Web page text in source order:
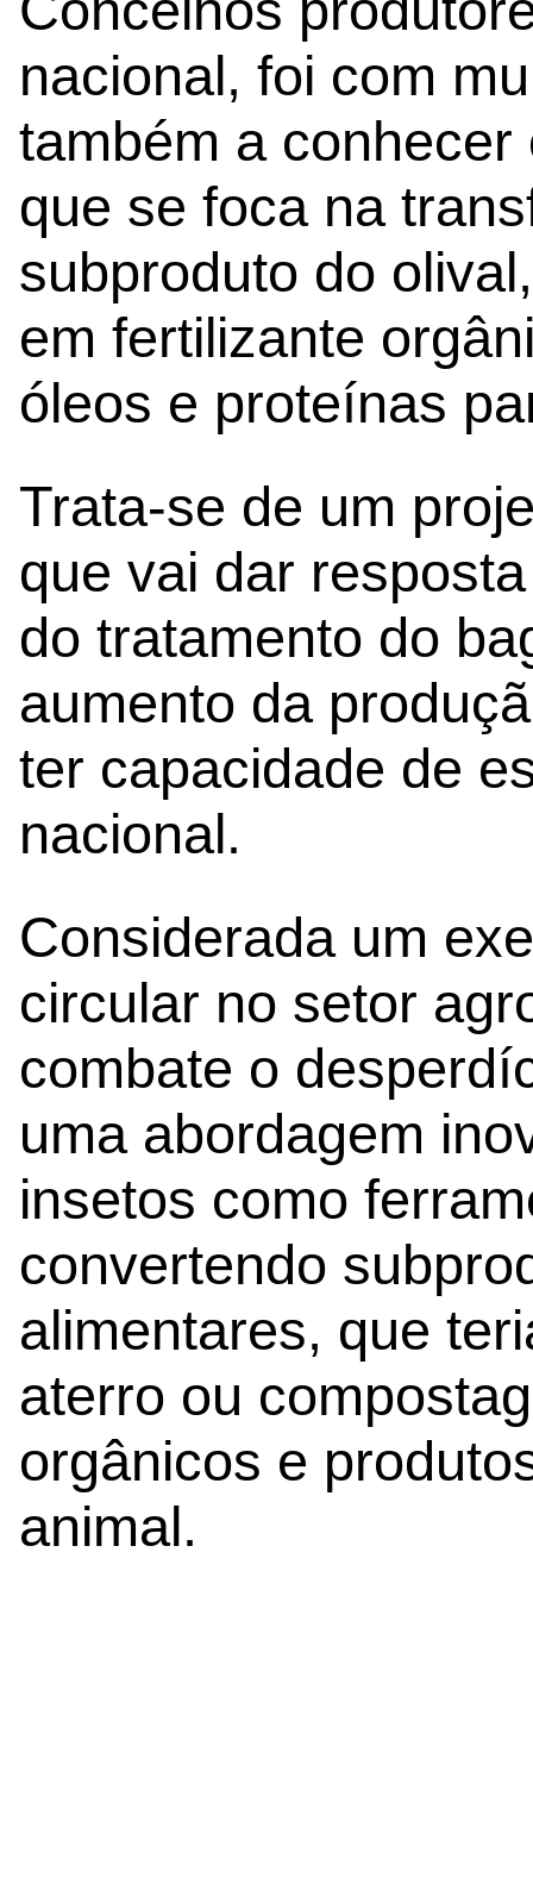
nacional, foi com
também a
que se foca na
subproduto do
em fertilizante
óleos e proteínas
Trata-se de um
que vai dar
do tratamento do
aumento da
ter capacidade de
nacional.
Considerada um
circular no setor
combate o
uma abordagem
insetos como
convertendo
alimentares, que
aterro ou
orgânicos e
animal.